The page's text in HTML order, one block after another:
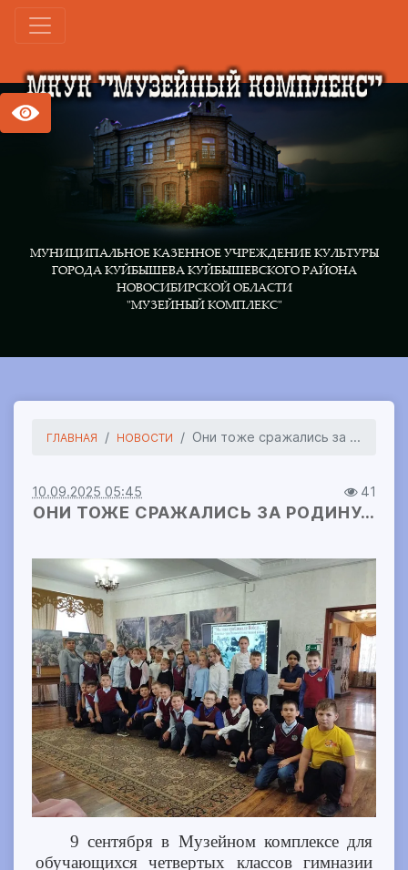
МУНИЦИПАЛЬНОЕ КАЗЕННОЕ УЧРЕЖДЕНИЕ КУЛЬТУРЫ
ГОРОДА КУЙБЫШЕВА КУЙБЫШЕВСКОГО РАЙОНА
НОВОСИБИРСКОЙ ОБЛАСТИ
"МУЗЕЙНЫЙ КОМПЛЕКС"
ГЛАВНАЯ НОВОСТИ Они тоже сражались за ...
10.09.2025 05:45 41
ОНИ ТОЖЕ СРАЖАЛИСЬ ЗА РОДИНУ…
9 сентября в Музейном комплексе для
обучающихся четвертых классов гимназии